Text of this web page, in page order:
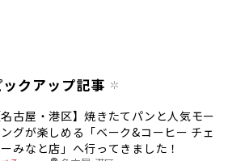
ックアップ記事
名古屋・港区】焼きたてパンと人気モー
グが楽しめる「ベーク&コーヒー チェ
ーみなと店」へ行ってきました！